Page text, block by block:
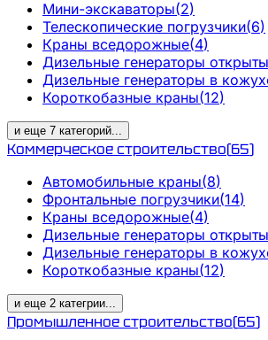
Мини-экскаваторы(2)
Телескопические погрузчики(6)
Краны вседорожные(4)
Дизельные генераторы
Дизельные генераторы в
Короткобазные краны(12)
и еще 7 категорий...
Коммерческое строительство(65)
Автомобильные краны(8)
Фронтальные погрузчики(14)
Краны вседорожные(4)
Дизельные генераторы
Дизельные генераторы в
Короткобазные краны(12)
и еще 2 категрии...
Промышленное строительство(65)